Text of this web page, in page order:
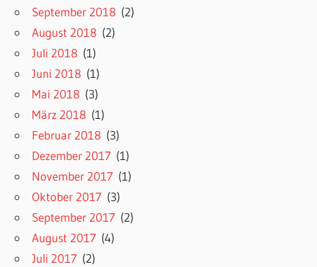
September 2018 (2)
August 2018 (2)
Juli 2018 (1)
Juni 2018 (1)
Mai 2018 (3)
März 2018 (1)
Februar 2018 (3)
Dezember 2017 (1)
November 2017 (1)
Oktober 2017 (3)
September 2017 (2)
August 2017 (4)
Juli 2017 (2)